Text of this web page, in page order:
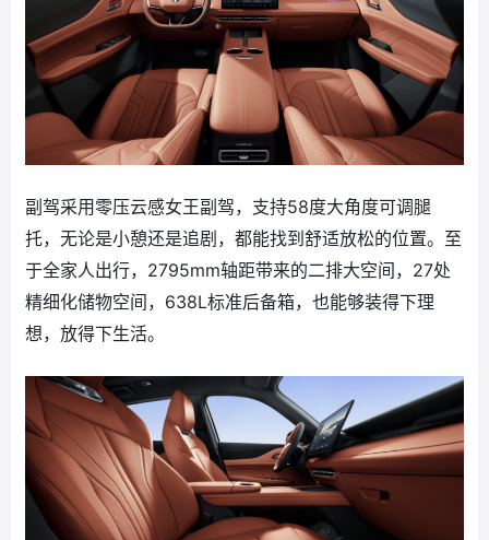
副驾采用零压云感女王副驾，支持58度大角度可调腿
托，无论是小憩还是追剧，都能找到舒适放松的位置。至
于全家人出行，2795mm轴距带来的二排大空间，27处
精细化储物空间，638L标准后备箱，也能够装得下理
想，放得下生活。